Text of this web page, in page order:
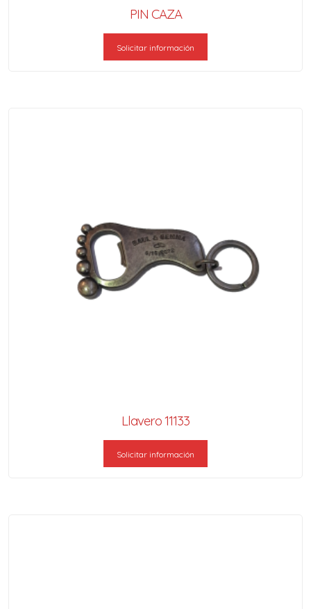
PIN CAZA
Solicitar información
Llavero 11133
Solicitar información